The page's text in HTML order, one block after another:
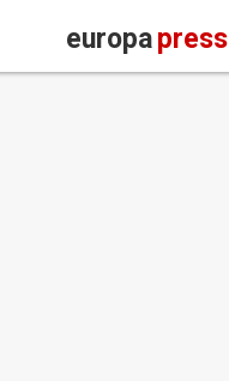
europapress